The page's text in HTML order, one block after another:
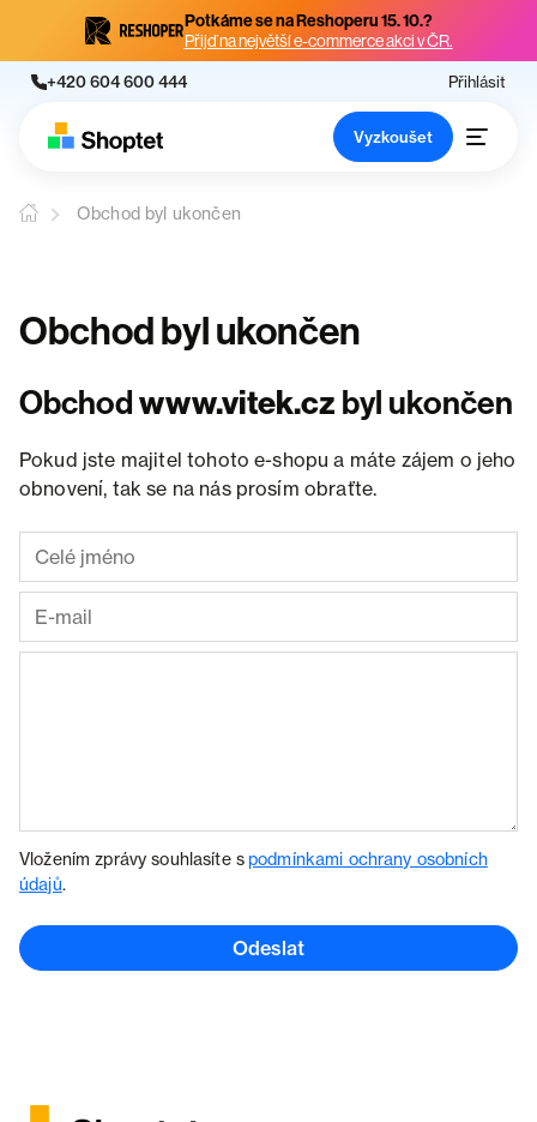
Potkáme se na Reshoperu 15. 10.?
Přijď na největší e-commerce akci v ČR.
+420 604 600 444 Přihlásit
Vyzkoušet
Obchod byl ukončen
Obchod byl ukončen
Obchodwww.vitek.cz byl ukončen
Pokud jste majitel tohoto e-shopu a máte zájem o jeho
obnovení, tak se na nás prosím obraťte.
Vložením zprávy souhlasíte spodmínkami ochrany osobních
údajů.
Odeslat